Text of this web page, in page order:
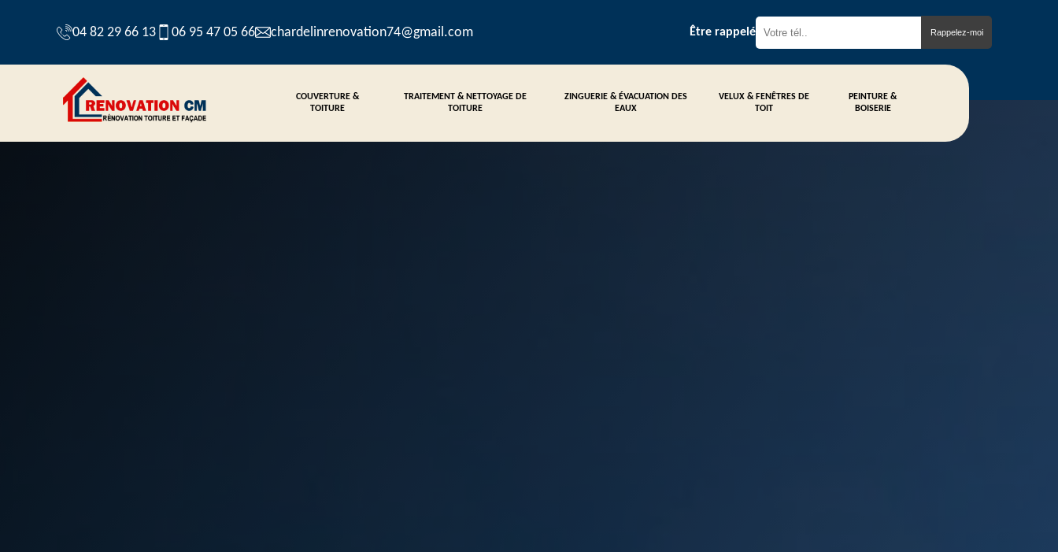
04 82 29 66 13 06 95 47 05 66 chardelinrenovation74@gmail.com Être rappelé
COUVERTURE &
TOITURE
TRAITEMENT & NETTOYAGE DE
TOITURE
ZINGUERIE & ÉVACUATION DES
EAUX
VELUX & FENÊTRES DE
TOIT
PEINTURE &
BOISERIE